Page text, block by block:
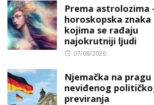
Prema astrolozima
horoskopska znaka
kojima se rađaju
najokrutniji ljudi
Posted
07/08/2026
Njemačka na pragu
neviđenog
previranja